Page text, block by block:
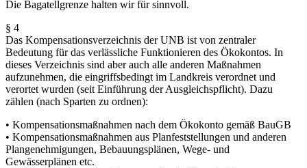
Die Bagatellgrenze halten wir für sinnvoll.
§ 4
Das Kompensationsverzeichnis der UNB ist von zentraler
Bedeutung für das verlässliche Funktionieren des Ökokontos. In
dieses Verzeichnis sind aber auch alle anderen Maßnahmen
aufzunehmen, die eingriffsbedingt im Landkreis verordnet und
verortet wurden (seit Einführung der Ausgleichspflicht). Dazu
zählen (nach Sparten zu ordnen):
• Kompensationsmaßnahmen nach dem Ökokonto gemäß BauGB
• Kompensationsmaßnahmen aus Planfeststellungen und anderen
Plangenehmigungen, Bebauungsplänen, Wege- und
Gewässerplänen etc.